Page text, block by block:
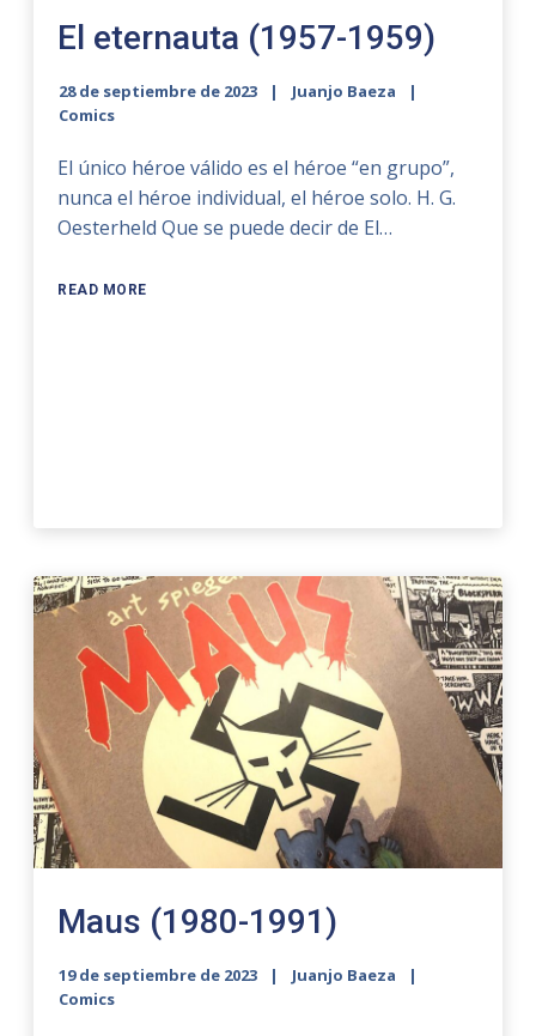
El eternauta (1957-1959)
28 de septiembre de 2023
Juanjo Baeza
Comics
El único héroe válido es el héroe “en grupo”,
nunca el héroe individual, el héroe solo. H. G.
Oesterheld Que se puede decir de El…
READ MORE
Maus (1980-1991)
19 de septiembre de 2023
Juanjo Baeza
Comics